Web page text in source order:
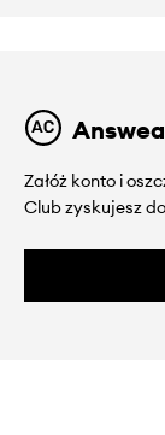
Załóż konto i
Club zyskujesz do